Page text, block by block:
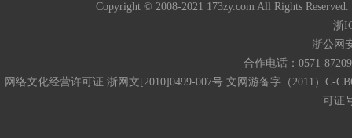
Copyright © 2008-2021 173zy.com All Rights
浙
浙公网
合作电话：0571-
网络文化经营许可证 浙网文[2010]0499-007号 文网游备字（2011）C-
可证